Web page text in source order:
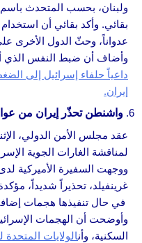
ولبنان، بحسب المتحدث باسم
بقائي. وأكد بقائي أن
عدواناً، وحثّ الدول الأخرى
وأضاف أن ضبط النفس الذي
داعياً حلفاء إسرائيل إلى
إيران.
واشنطن تحذّر إيران من
عقد مجلس الأمن الدولي،
لمناقشة الغارات الجوية
ووجهت السفيرة الأميركية
غرينفيلد، تحذيراً شديداً،
في حال تنفيذها هجمات
وأوضحت أن الهجمات
السكنية، وأنالولايات المتحدة